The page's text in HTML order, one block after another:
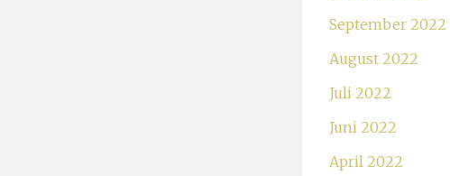
September 2022
August 2022
Juli 2022
Juni 2022
April 2022